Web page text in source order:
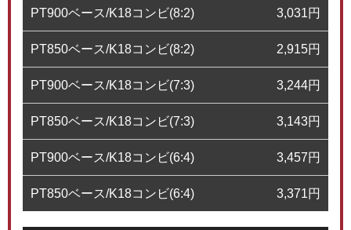
PT900ベース/K18コンビ(8:2) 3,031円
PT850ベース/K18コンビ(8:2) 2,915円
PT900ベース/K18コンビ(7:3) 3,244円
PT850ベース/K18コンビ(7:3) 3,143円
PT900ベース/K18コンビ(6:4) 3,457円
PT850ベース/K18コンビ(6:4) 3,371円